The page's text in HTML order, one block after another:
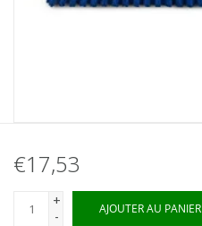
€17,53
+
-
AJOUTER AU PANIER